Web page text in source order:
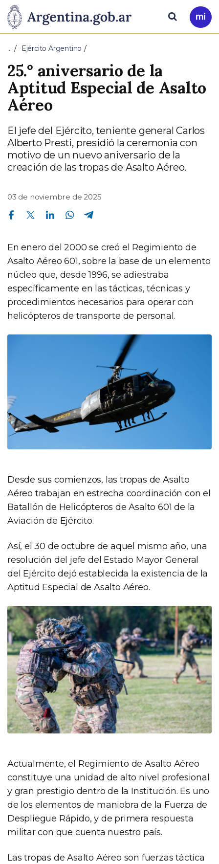
Presidencia
de
la
Nación
Pasar al contenido principal
Ir
a
Buscar
… Ejército Argentino
25.° aniversario de la
Aptitud Especial de Asalto
Aéreo
El jefe del Ejército, teniente general Carlos
Alberto Presti, presidió la ceremonia con
motivo de un nuevo aniversario de la
creación de las tropas de Asalto Aéreo.
03 de noviembre de 2025
Compartir en Facebook Compartir en Twitter Compartir en Linkedin Compartir en Whatsapp
En enero del 2000 se creó el Regimiento de
Asalto Aéreo 601, sobre la base de un elemento
núcleo que, desde 1996, se adiestraba
específicamente en las tácticas, técnicas y
procedimientos necesarios para operar con
helicópteros de transporte de personal.
Desde sus comienzos, las tropas de Asalto
Aéreo trabajan en estrecha coordinación con el
Batallón de Helicópteros de Asalto 601 de la
Aviación de Ejército.
Así, el 30 de octubre de aquel mismo año, una
resolución del jefe del Estado Mayor General
del Ejército dejó establecida la existencia de la
Aptitud Especial de Asalto Aéreo.
Actualmente, el Regimiento de Asalto Aéreo
constituye una unidad de alto nivel profesional
y gran prestigio dentro de la Institución. Es uno
de los elementos de maniobra de la Fuerza de
Despliegue Rápido, y de primera respuesta
militar con que cuenta nuestro país.
Las tropas de Asalto Aéreo son fuerzas táctica